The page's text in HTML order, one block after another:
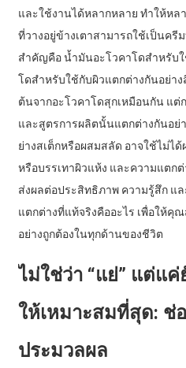
และใช้งานได้หลากหลาย ทำให้ห
ที่วางอยู่ข้างเตาสามารถใช้เป็นครี
สำคัญคือ น้ำมันอะโวคาโดสำหรับ
โดสำหรับใช้กับผิวแตกต่างกันอย่า
ต้นจากอะโวคาโดสุกเหมือนกัน แ
และสูตรการผลิตนั้นแตกต่างกันอย่
ย่างสเต็กหรือผสมสลัด อาจใช้ไม่ไ
หรือบรรเทาผิวแห้ง และความแตก
ส่งผลต่อประสิทธิภาพ ความรู้สึก แ
แตกต่างที่แท้จริงคืออะไร เพื่อให้คุ
อย่างถูกต้องในทุกด้านของชีวิต
ไม่ใช่ว่า “แย่” แต่แ
ให้เหมาะสมที่สุด: ช่
ประมวลผล